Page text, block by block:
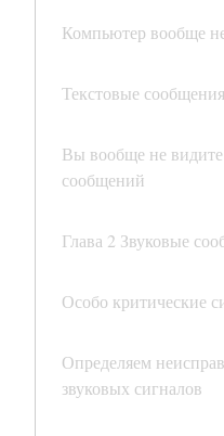
Компьютер вообще
Текстовые
Вы вообще не
сообщений
Глава 2 Звуковые
Особо критические
Определяем
звуковых сигналов